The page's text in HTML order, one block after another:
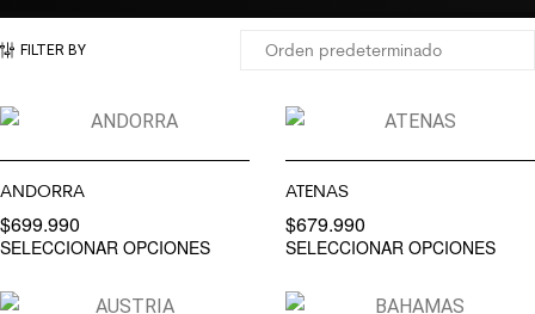
FILTER BY
ANDORRA
$699.990
SELECCIONAR OPCIONES
ATENAS
$679.990
SELECCIONAR OPCIONES